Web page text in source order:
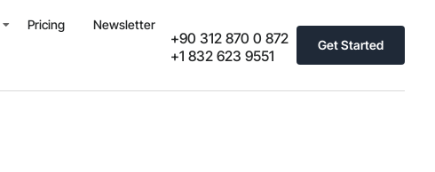
Pricing Newsletter
+90 312 870 0 872
+1 832 623 9551
Get Started